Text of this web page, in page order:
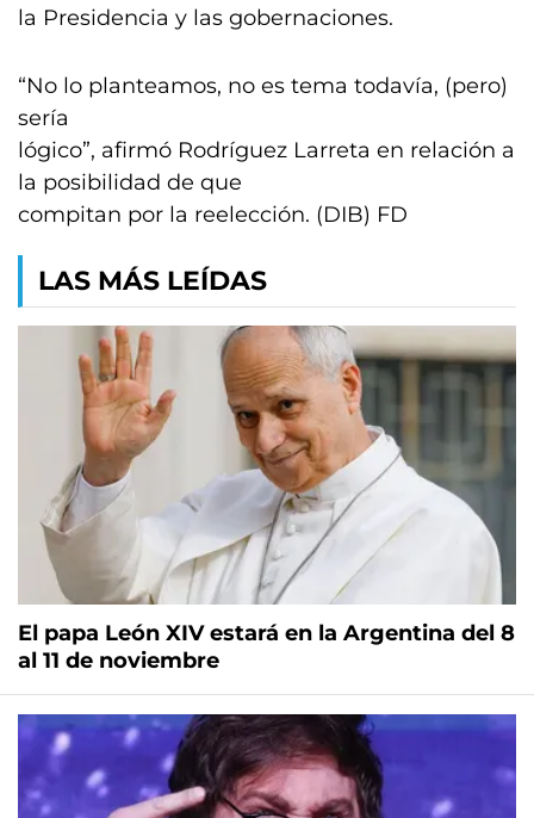
la Presidencia y las gobernaciones.
“No lo planteamos, no es tema todavía, (pero)
sería
lógico”, afirmó Rodríguez Larreta en relación a
la posibilidad de que
compitan por la reelección. (DIB) FD
LAS MÁS LEÍDAS
El papa León XIV estará en la Argentina del 8
al 11 de noviembre